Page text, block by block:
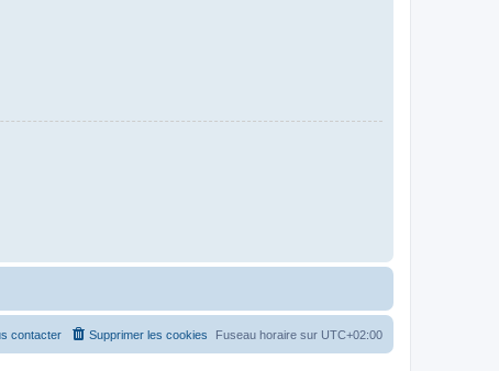
Fuseau horaire sur UTC+02:00
Supprimer les cookies
contacter